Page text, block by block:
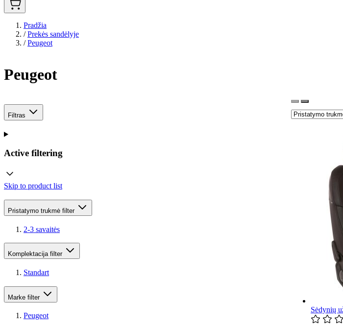
Pradžia
/ Prekės sandėlyje
/ Peugeot
Peugeot
Filtras
Active filtering
Skip to product list
Pristatymo trukmė filter
2-3 savaitės
Komplektacija filter
Standart
Marke filter
Peugeot
Sėdynių